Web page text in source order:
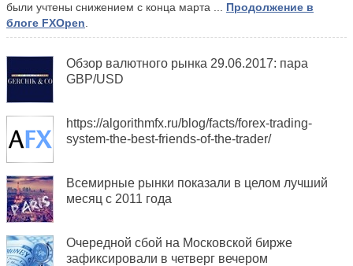
были учтены снижением с конца марта ... Продолжение в
блоге FXOpen
Обзор валютного рынка 29.06.2017: пара
GBP/USD
https://algorithmfx.ru/blog/facts/forex-trading-
system-the-best-friends-of-the-trader/
Всемирные рынки показали в целом лучший
месяц с 2011 года
Очередной сбой на Московской бирже
зафиксировали в четверг вечером